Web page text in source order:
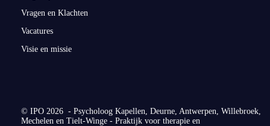
Vragen en Klachten
Vacatures
Visie en missie
© IPO 2026 - Psycholoog Kapellen, Deurne, Antwerpen, Willebroek,
Mechelen en Tielt-Winge - Praktijk voor therapie en